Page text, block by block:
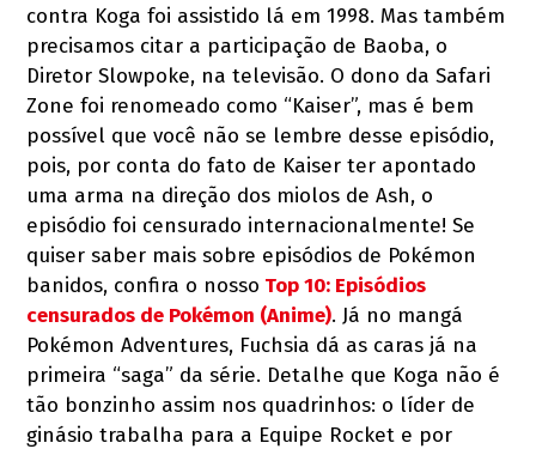
contra Koga foi assistido lá em 1998. Mas também
precisamos citar a participação de Baoba, o
Diretor Slowpoke, na televisão. O dono da Safari
Zone foi renomeado como “Kaiser”, mas é bem
possível que você não se lembre desse episódio,
pois, por conta do fato de Kaiser ter apontado
uma arma na direção dos miolos de Ash, o
episódio foi censurado internacionalmente! Se
quiser saber mais sobre episódios de Pokémon
banidos, confira o nosso Top 10: Episódios
censurados de Pokémon (Anime). Já no mangá
Pokémon Adventures, Fuchsia dá as caras já na
primeira “saga” da série. Detalhe que Koga não é
tão bonzinho assim nos quadrinhos: o líder de
ginásio trabalha para a Equipe Rocket e por